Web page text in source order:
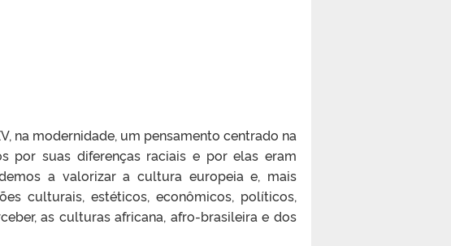
na modernidade, um pensamento centrado na
por suas diferenças raciais e por elas eram
a valorizar a cultura europeia e, mais
culturais, estéticos, econômicos, políticos,
as culturas africana, afro-brasileira e dos